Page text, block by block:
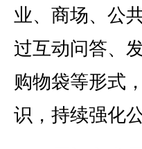
业、商场、公
过互动问答、
购物袋等形式
识，持续强化